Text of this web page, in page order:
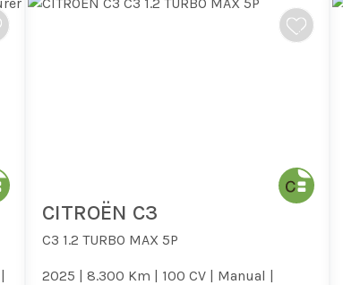
CITROËN C3
C3 1.2 TURBO MAX 5P
2025 | 8.300 Km | 100 CV | Manual |